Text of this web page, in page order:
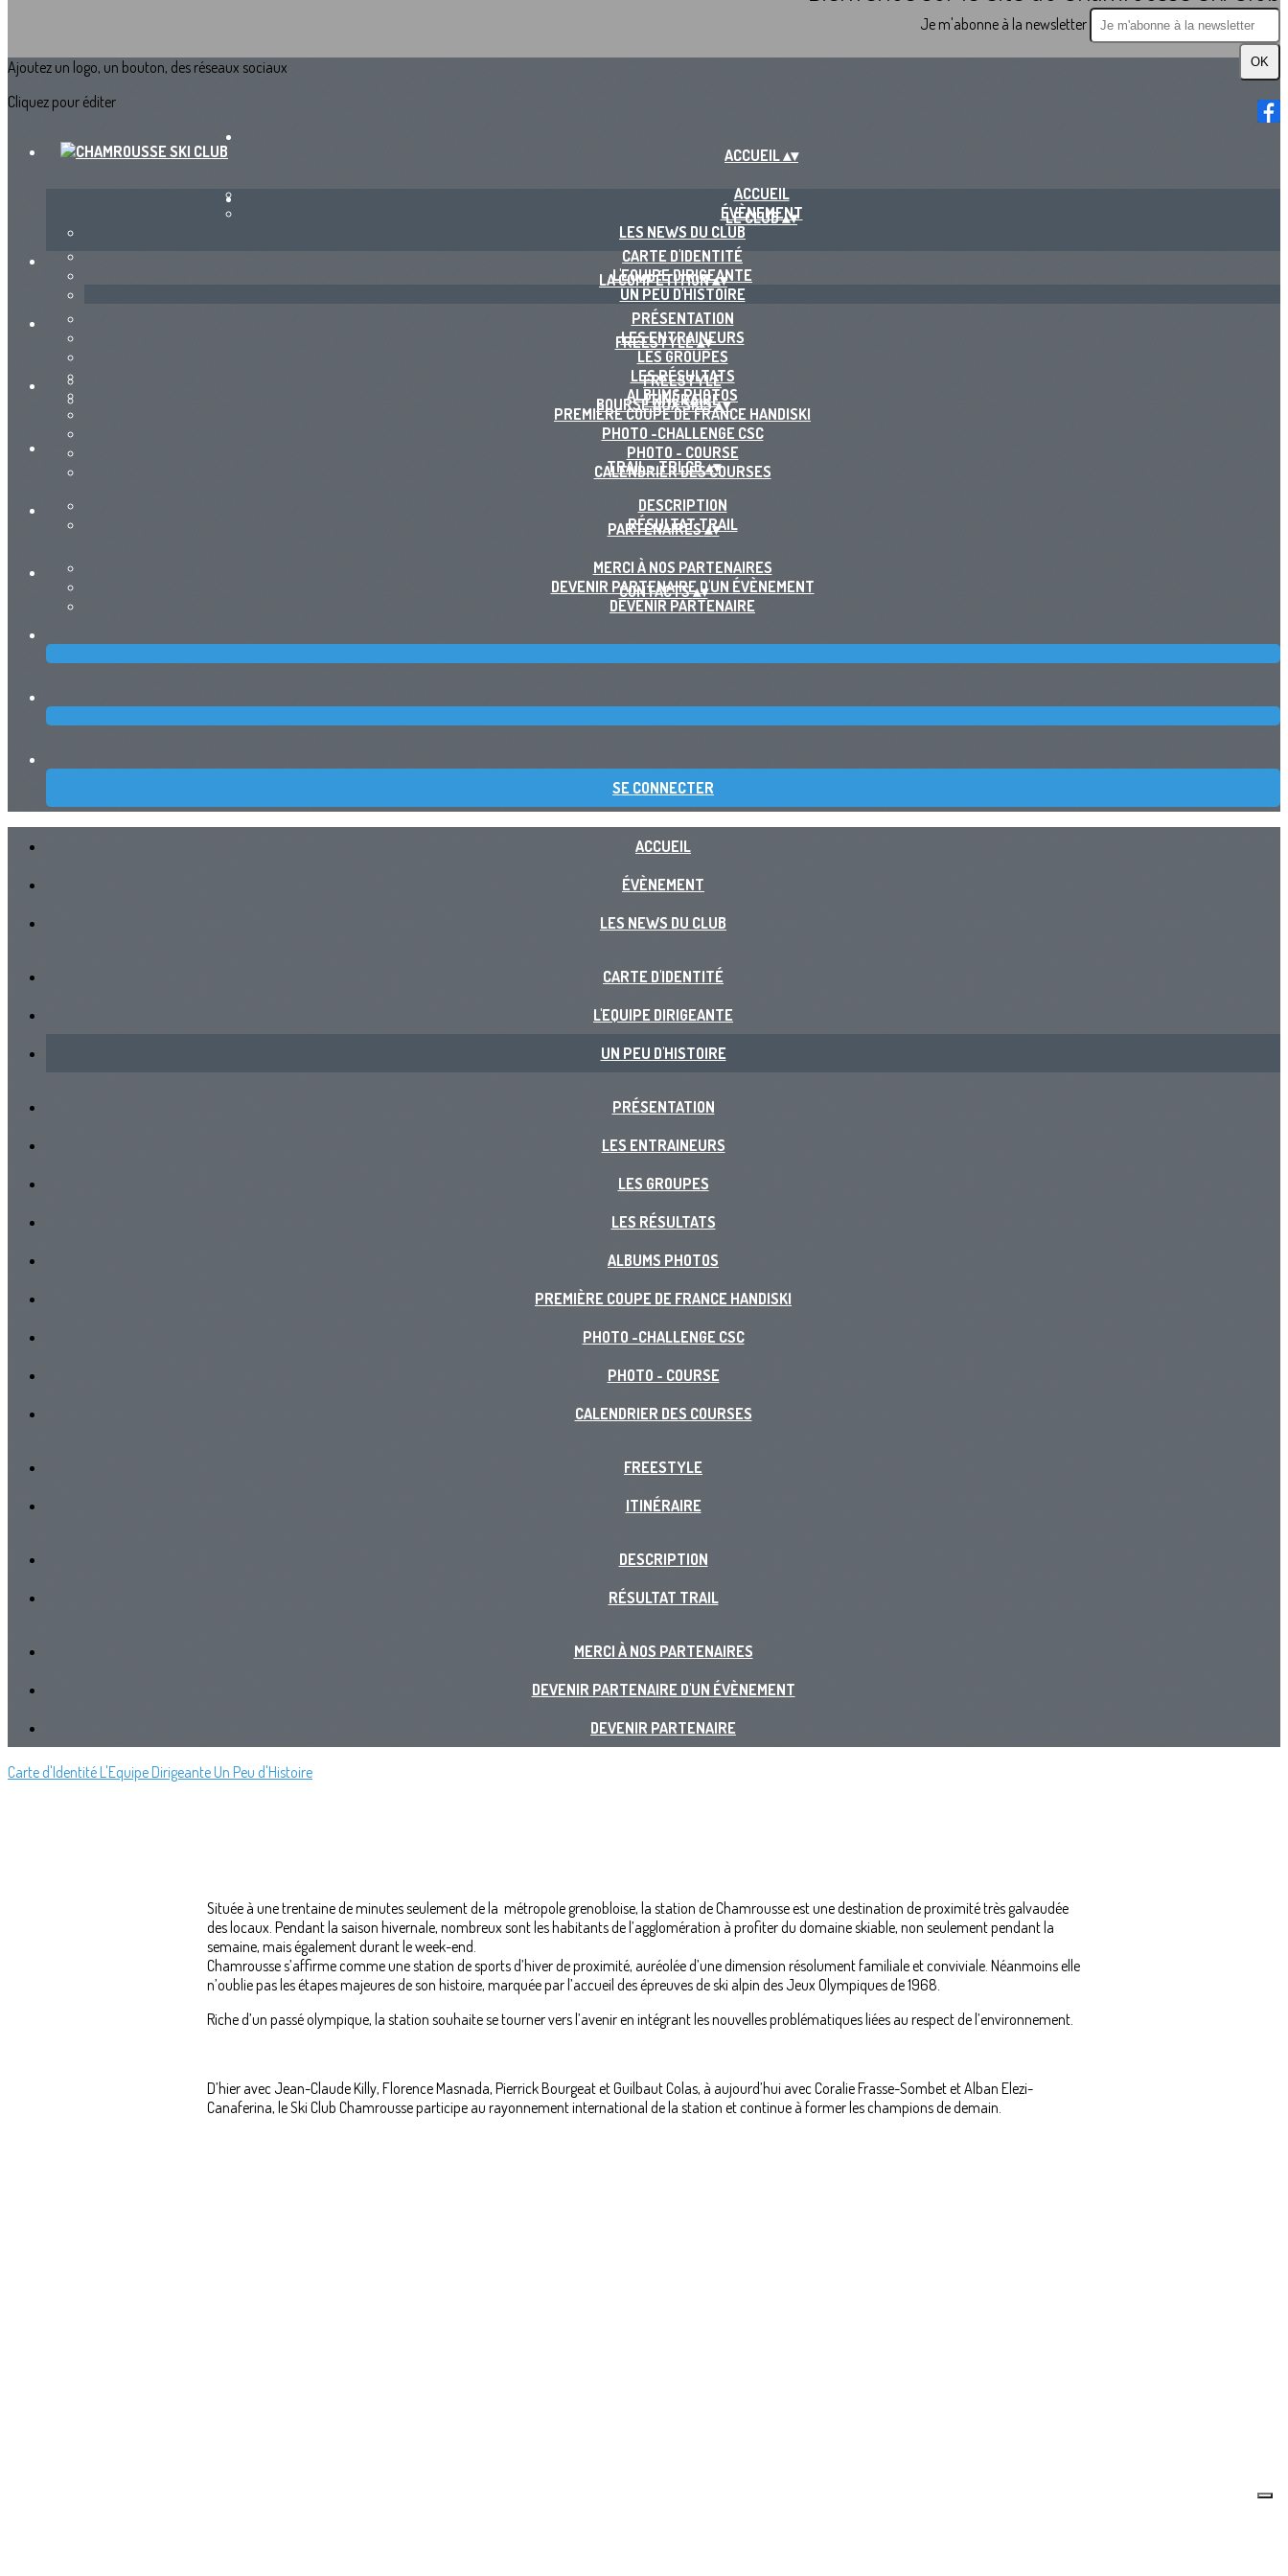
Je m'abonne à la newsletter
OK
Ajoutez un logo, un bouton, des réseaux sociaux
Cliquez pour éditer
ACCUEIL▴▾
ACCUEIL
ÉVÈNEMENT
LES NEWS DU CLUB
LE CLUB▴▾
CARTE D'IDENTITÉ
L'EQUIPE DIRIGEANTE
UN PEU D'HISTOIRE
LA COMPÉTITION▴▾
PRÉSENTATION
LES ENTRAINEURS
LES GROUPES
LES RÉSULTATS
ALBUMS PHOTOS
PREMIÈRE COUPE DE FRANCE HANDISKI
PHOTO -CHALLENGE CSC
PHOTO - COURSE
CALENDRIER DES COURSES
FREESTYLE▴▾
FREESTYLE
ITINÉRAIRE
BOURSE AUX SKIS▴▾
TRAIL - TRLCB▴▾
DESCRIPTION
RÉSULTAT TRAIL
PARTENAIRES▴▾
MERCI À NOS PARTENAIRES
DEVENIR PARTENAIRE D'UN ÉVÈNEMENT
DEVENIR PARTENAIRE
CONTACTS▴▾
SE CONNECTER
ACCUEIL
ÉVÈNEMENT
LES NEWS DU CLUB
CARTE D'IDENTITÉ
L'EQUIPE DIRIGEANTE
UN PEU D'HISTOIRE
PRÉSENTATION
LES ENTRAINEURS
LES GROUPES
LES RÉSULTATS
ALBUMS PHOTOS
PREMIÈRE COUPE DE FRANCE HANDISKI
PHOTO -CHALLENGE CSC
PHOTO - COURSE
CALENDRIER DES COURSES
FREESTYLE
ITINÉRAIRE
DESCRIPTION
RÉSULTAT TRAIL
MERCI À NOS PARTENAIRES
DEVENIR PARTENAIRE D'UN ÉVÈNEMENT
DEVENIR PARTENAIRE
Carte d'Identité L'Equipe Dirigeante Un Peu d'Histoire
Située à une trentaine de minutes seulement de la métropole grenobloise, la station de Chamrousse est une destination de proximité très galvaudée
des locaux. Pendant la saison hivernale, nombreux sont les habitants de l’agglomération à profiter du domaine skiable, non seulement pendant la
semaine, mais également durant le week-end.
Chamrousse s’affirme comme une station de sports d’hiver de proximité, auréolée d’une dimension résolument familiale et conviviale. Néanmoins elle
n’oublie pas les étapes majeures de son histoire, marquée par l’accueil des épreuves de ski alpin des Jeux Olympiques de 1968.
Riche d’un passé olympique, la station souhaite se tourner vers l’avenir en intégrant les nouvelles problématiques liées au respect de l’environnement.
D’hier avec Jean-Claude Killy, Florence Masnada, Pierrick Bourgeat et Guilbaut Colas, à aujourd’hui avec Coralie Frasse-Sombet et Alban Elezi-
Canaferina, le Ski Club Chamrousse participe au rayonnement international de la station et continue à former les champions de demain.